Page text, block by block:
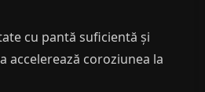
cu pantă suficientă și
coroziunea la